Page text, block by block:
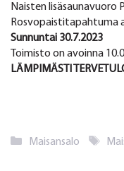
Naisten lisäsaunavuoro
Rosvopaistitapahtuma
Sunnuntai 30.7.2023
Toimisto on avoinna
LÄMPIMÄSTI
Kategoriat
Maisansalo